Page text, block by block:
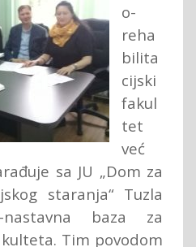
o-
reha
bilita
cijski
fakul
tet
već
sa JU „Dom za
staranja“ Tuzla
baza za
Tim povodom